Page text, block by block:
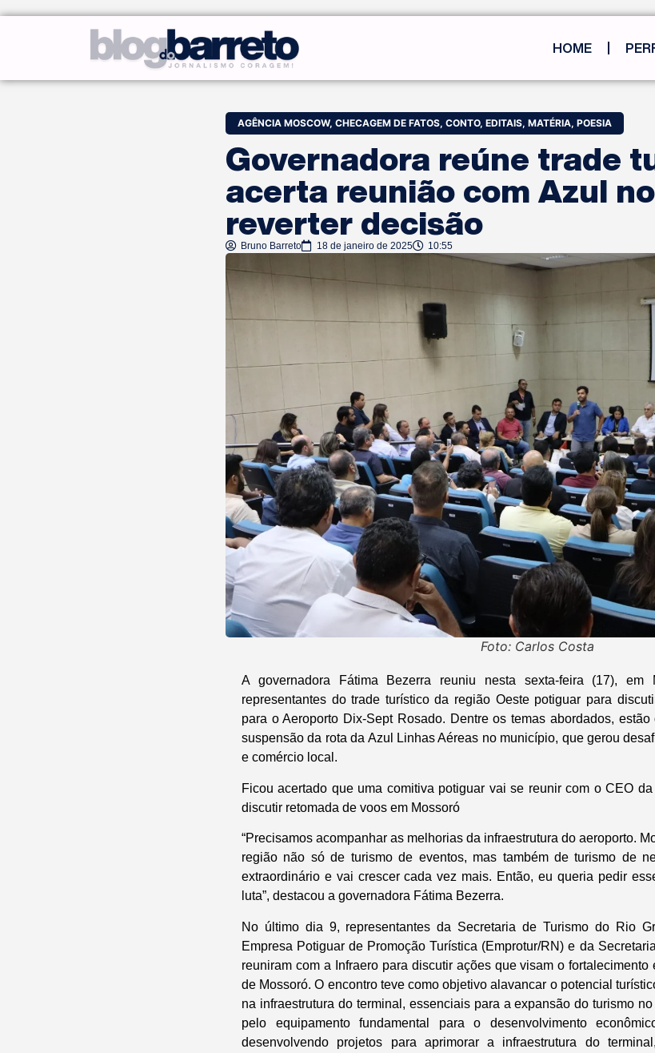
HOME
AGÊNCIA MOSCOW, CHECAGEM DE FATOS, CONTO, EDITAIS, MATÉRIA, POESIA
Governadora reúne trade
acerta reunião com Azul
reverter decisão
Bruno Barreto 18 de janeiro de 2025 10:55
Foto: Carlos Costa
A governadora Fátima Bezerra reuniu nesta sexta-feira (17), em
representantes do trade turístico da região Oeste potiguar para
para o Aeroporto Dix-Sept Rosado. Dentre os temas abordados,
suspensão da rota da Azul Linhas Aéreas no município, que gerou
e comércio local.
Ficou acertado que uma comitiva potiguar vai se reunir com o CEO
discutir retomada de voos em Mossoró
“Precisamos acompanhar as melhorias da infraestrutura do aeroporto.
região não só de turismo de eventos, mas também de turismo de
extraordinário e vai crescer cada vez mais. Então, eu queria pedir
luta”, destacou a governadora Fátima Bezerra.
No último dia 9, representantes da Secretaria de Turismo do Rio
Empresa Potiguar de Promoção Turística (Emprotur/RN) e da
reuniram com a Infraero para discutir ações que visam o
de Mossoró. O encontro teve como objetivo alavancar o potencial
na infraestrutura do terminal, essenciais para a expansão do turismo
pelo equipamento fundamental para o desenvolvimento
desenvolvendo projetos para aprimorar a infraestrutura do